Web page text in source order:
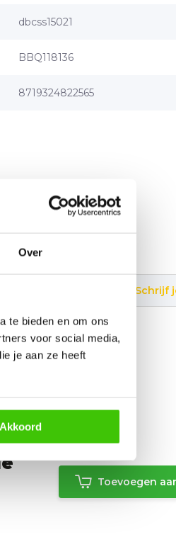
Over
te bieden en om ons
voor social media,
je aan ze heeft
Akkoord
dbcss15021
BBQ118136
8719324822565
Schrijf
Toevoegen